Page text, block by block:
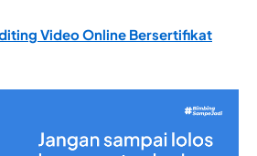
Video Online Bersertifikat